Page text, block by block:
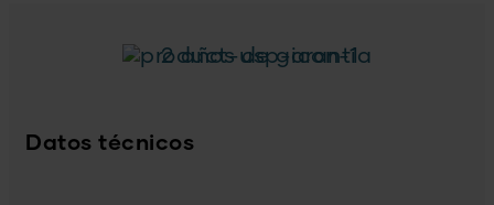
2 años de garantía
Datos técnicos